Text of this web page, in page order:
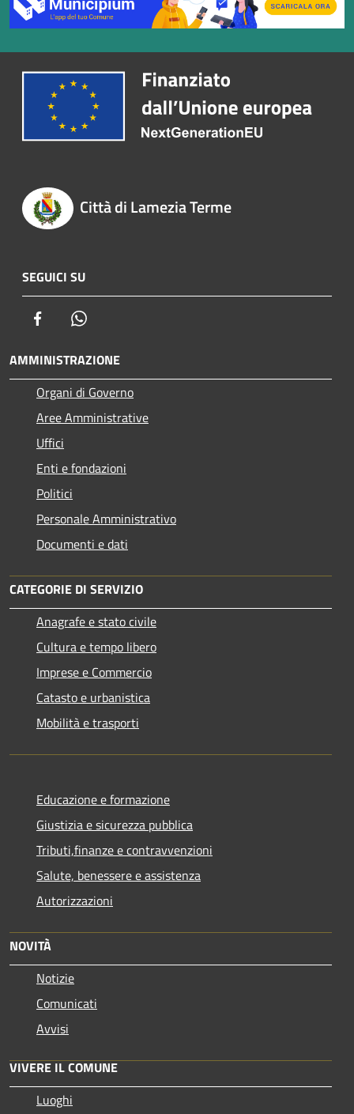
Città di Lamezia Terme
SEGUICI SU
Facebook
AMMINISTRAZIONE
Organi di Governo
Aree Amministrative
Uffici
Enti e fondazioni
Politici
Personale Amministrativo
Documenti e dati
CATEGORIE DI SERVIZIO
Anagrafe e stato civile
Cultura e tempo libero
Imprese e Commercio
Catasto e urbanistica
Mobilità e trasporti
Educazione e formazione
Giustizia e sicurezza pubblica
Tributi,finanze e contravvenzioni
Salute, benessere e assistenza
Autorizzazioni
NOVITÀ
Notizie
Comunicati
Avvisi
VIVERE IL COMUNE
Luoghi